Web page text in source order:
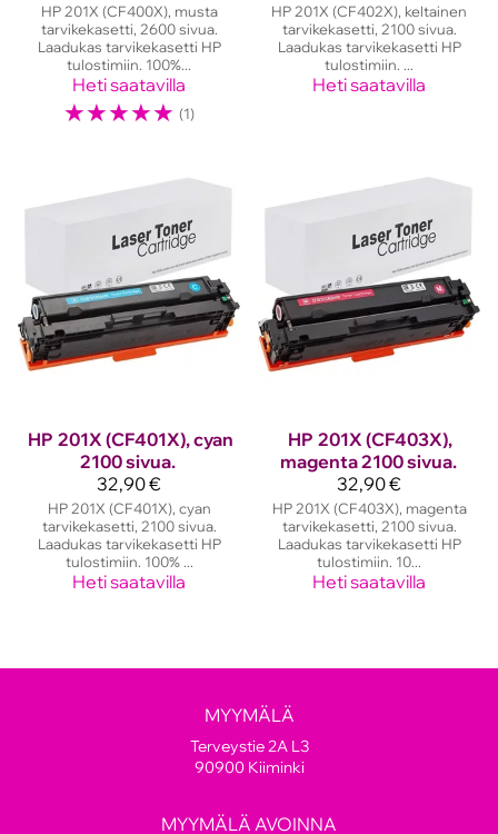
HP 201X (CF400X), musta
tarvikekasetti, 2600 sivua.
Laadukas tarvikekasetti HP
tulostimiin. 100%...
Heti saatavilla
☆☆☆☆☆ (1)
HP 201X (CF402X), keltainen
tarvikekasetti, 2100 sivua.
Laadukas tarvikekasetti HP
tulostimiin. ...
Heti saatavilla
HP 201X (CF401X), cyan
2100 sivua.
32,90 €
HP 201X (CF401X), cyan
tarvikekasetti, 2100 sivua.
Laadukas tarvikekasetti HP
tulostimiin. 100% ...
Heti saatavilla
HP 201X (CF403X),
magenta 2100 sivua.
32,90 €
HP 201X (CF403X), magenta
tarvikekasetti, 2100 sivua.
Laadukas tarvikekasetti HP
tulostimiin. 10...
Heti saatavilla
MYYMÄLÄ
Terveystie 2A L3
90900 Kiiminki
MYYMÄLÄ AVOINNA